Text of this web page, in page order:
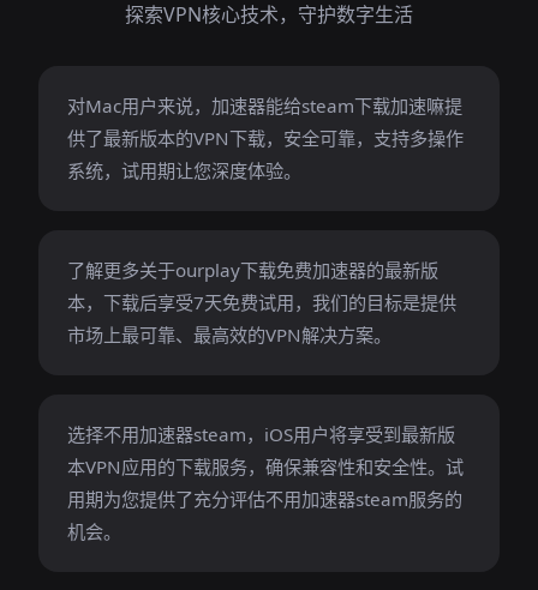
探索VPN核心技术，守护数字生活
对Mac用户来说，加速器能给steam下载加速嘛提
供了最新版本的VPN下载，安全可靠，支持多操作
系统，试用期让您深度体验。
了解更多关于ourplay下载免费加速器的最新版
本，下载后享受7天免费试用，我们的目标是提供
市场上最可靠、最高效的VPN解决方案。
选择不用加速器steam，iOS用户将享受到最新版
本VPN应用的下载服务，确保兼容性和安全性。试
用期为您提供了充分评估不用加速器steam服务的
机会。